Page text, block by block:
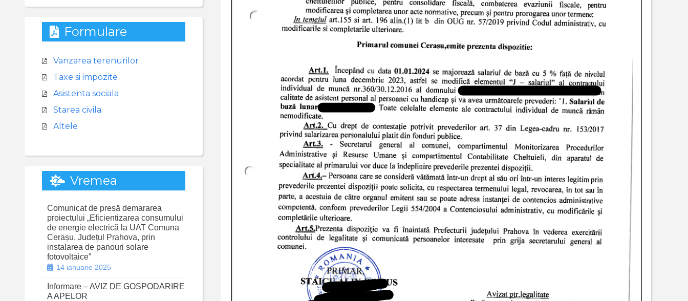
Formulare
Vanzarea terenurilor
Taxe si impozite
Asistenta sociala
Starea civila
Altele
Vremea
Comunicat de presă demararea
proiectului „Eficientizarea consumului
de energie electrică la UAT Comuna
Cerașu, Județul Prahova, prin
instalarea de panouri solare
fotovoltaice”
14 ianuarie 2025
Informare – AVIZ DE GOSPODARIRE
A APELOR